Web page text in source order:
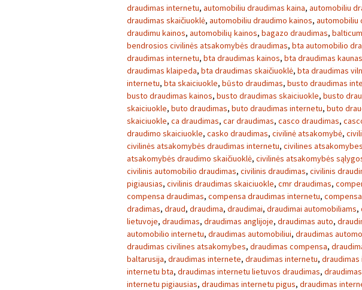
draudimas internetu, automobiliu draudimas kaina, automobiliu
draudimas skaičiuoklė, automobiliu draudimo kainos, automobiliu
draudimu kainos, automobilių kainos, bagazo draudimas,
bendrosios civilinės atsakomybės draudimas, bta automobilio
draudimas internetu, bta draudimas kainos, bta draudimas kaunas
draudimas klaipeda, bta draudimas skaičiuoklė, bta draudimas
internetu, bta skaiciuokle, būsto draudimas, busto draudimas
busto draudimas kainos, busto draudimas skaiciuokle, busto
skaiciuokle, buto draudimas, buto draudimas internetu, buto
skaiciuokle, ca draudimas, car draudimas, casco draudimas,
draudimo skaiciuokle, casko draudimas, civilinė atsakomybė,
civilinės atsakomybės draudimas internetu, civilines
atsakomybės draudimo skaičiuoklė, civilinės atsakomybės
civilinis automobilio draudimas, civilinis draudimas, civilinis
pigiausias, civilinis draudimas skaiciuokle, cmr draudimas,
compensa draudimas, compensa draudimas internetu,
dradimas, draud, draudima, draudimai, draudimai automobiliams,
lietuvoje, draudimas, draudimas anglijoje, draudimas auto,
automobilio internetu, draudimas automobiliui, draudimas
draudimas civilines atsakomybes, draudimas compensa,
baltarusija, draudimas internete, draudimas internetu,
internetu bta, draudimas internetu lietuvos draudimas,
internetu pigiausias, draudimas internetu pigus, draudimas